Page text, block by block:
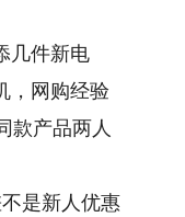
几件新电
，网购经验
款产品两人
是新人优惠